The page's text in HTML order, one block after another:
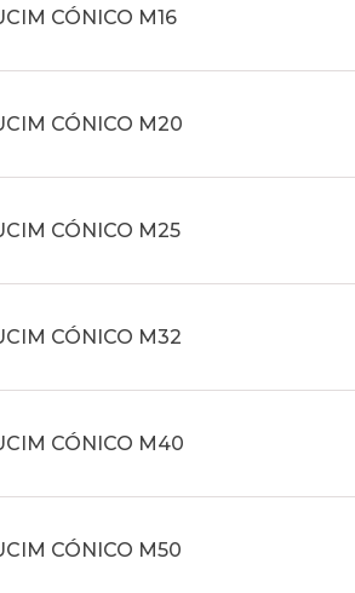
CÓNICO M16
CÓNICO M20
CÓNICO M25
CÓNICO M32
CÓNICO M40
CÓNICO M50